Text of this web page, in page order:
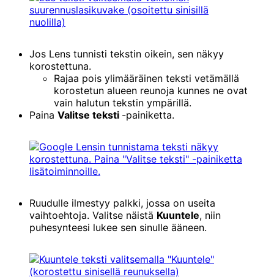
Jos Lens tunnisti tekstin oikein, sen näkyy
korostettuna.
Rajaa pois ylimääräinen teksti vetämällä
korostetun alueen reunoja kunnes ne ovat
vain halutun tekstin ympärillä.
Paina Valitse teksti -painiketta.
Ruudulle ilmestyy palkki, jossa on useita
vaihtoehtoja. Valitse näistä Kuuntele, niin
puhesynteesi lukee sen sinulle ääneen.